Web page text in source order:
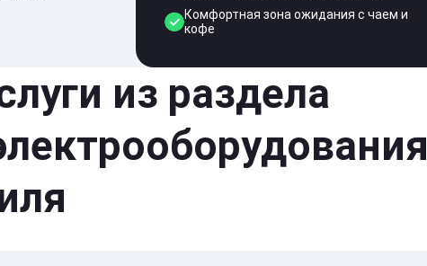
Комфортная зона ожидания с чаем и
кофе
из раздела